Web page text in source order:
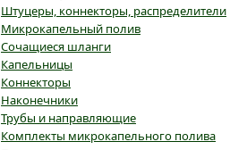
Штуцеры, коннекторы, распределители
Микрокапельный полив
Сочащиеся шланги
Капельницы
Коннекторы
Наконечники
Трубы и направляющие
Комплекты микрокапельного полива